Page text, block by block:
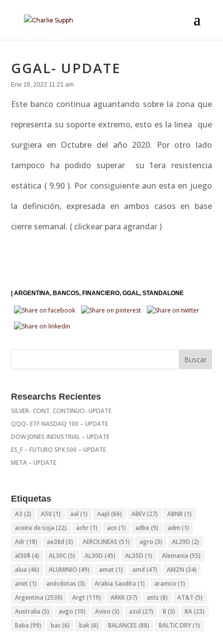
GGAL- UPDATE
Ene 16, 2022 11:21 am
Este banco continua aguantando sobre la zona que
representa su soporte extremo, esto es la linea que
surgiera en Octubre del año 2020. Por otro lado
tampoco ha podido superar su 1era resistencia
estática ( 9.90 ). Por consiguiente aun esta en juego
la definición, expresada en ambos casos en base
cierre semanal. ( clickear para agrandar )
|ARGENTINA BANCOS FINANCIERO GGAL STANDALONE
Researchs Recientes
SILVER- CONT. CONTINUO- UPDATE
QQQ- ETF NASDAQ 100 – UPDATE
DOW JONES INDUSTRIAL – UPDATE
ES_F – FUTURO SPX 500 – UPDATE
META – UPDATE
Etiquetas
A3 (2) A50 (1) aal (1) Aapl (66) ABEV(27) ABNB (1)
aceite de soja (22) achr(1) acn (1) adbe (9) adm (1)
Adr(18) ae38d (3) AEROLINEAS (51) agro (3) AL29D (2)
al30$ (4) AL30C(5) AL30D (45) AL35D (1) Alemania (55)
alua (46) ALUMINIO (49) amat (1) amd (47) AMZN (34)
anet (1) anécdotas (3) Arabia Saudita (1) aramco (1)
Argentina (2530) Argt (119) ARKK(37) asts (8) AT&T (5)
Australia (5) avgo (10) Aviso (3) azul (27) B (3) BA(23)
Baba (99) bac(6) bak(6) BALANCES (88) BALTIC DRY(1)